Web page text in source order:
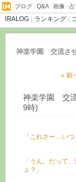
ブログ Q&A| 画像 占
IRALOG ランキング
神楽学園 交流さ
« 前
神楽学園 交流
9時)
「これさー…いつ
「うん。だって
ょ？」